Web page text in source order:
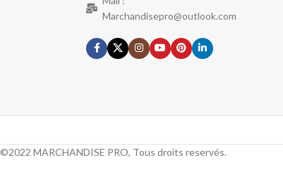
Marchandisepro@outlook.com
©2022 MARCHANDISE PRO, Tous droits reservés.